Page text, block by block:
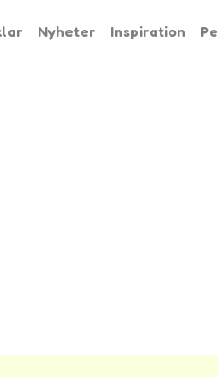
Nyheter Inspiration